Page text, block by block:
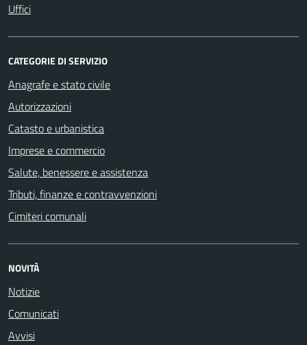
Uffici
CATEGORIE DI SERVIZIO
Anagrafe e stato civile
Autorizzazioni
Catasto e urbanistica
Imprese e commercio
Salute, benessere e assistenza
Tributi, finanze e contravvenzioni
Cimiteri comunali
NOVITÀ
Notizie
Comunicati
Avvisi